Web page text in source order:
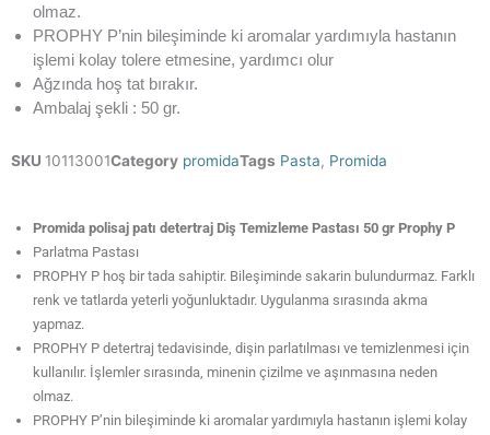
olmaz.
PROPHY P’nin bileşiminde ki aromalar yardımıyla hastanın
işlemi kolay tolere etmesine, yardımcı olur
Ağzında hoş tat bırakır.
Ambalaj şekli : 50 gr.
SKU 10113001Category promidaTags Pasta, Promida
Promida polisaj patı detertraj Diş Temizleme Pastası 50 gr Prophy P
Parlatma Pastası
PROPHY P hoş bir tada sahiptir. Bileşiminde sakarin bulundurmaz. Farklı
renk ve tatlarda yeterli yoğunluktadır. Uygulanma sırasında akma
yapmaz.
PROPHY P detertraj tedavisinde, dişin parlatılması ve temizlenmesi için
kullanılır. İşlemler sırasında, minenin çizilme ve aşınmasına neden
olmaz.
PROPHY P’nin bileşiminde ki aromalar yardımıyla hastanın işlemi kolay